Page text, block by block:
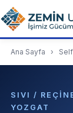
Ana Sayfa ›
SIVI /
YOZGAT